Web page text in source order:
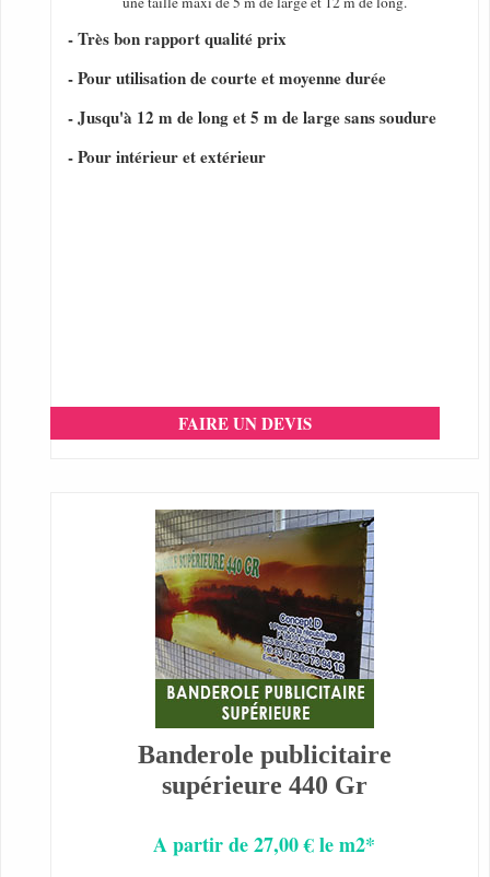
- Très bon rapport qualité prix
- Pour utilisation de courte et moyenne durée
- Jusqu'à 12 m de long et 5 m de large sans soudure
- Pour intérieur et extérieur
FAIRE UN DEVIS
Banderole publicitaire
supérieure 440 Gr
A partir de 27,00 € le m2*